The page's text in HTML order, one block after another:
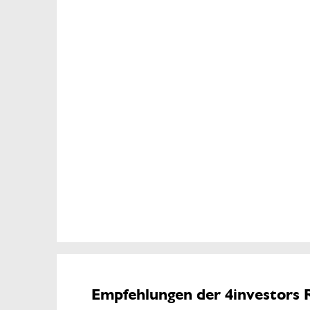
Empfehlungen der 4investors